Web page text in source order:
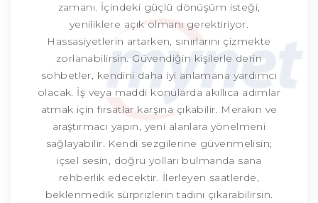
zamanı. İçindeki güçlü dönüşüm isteği,
yeniliklere açık olmanı gerektiriyor.
Hassasiyetlerin artarken, sınırlarını çizmekte
zorlanabilirsin. Güvendiğin kişilerle derin
sohbetler, kendini daha iyi anlamana yardımcı
olacak. İş veya maddi konularda akıllıca adımlar
atmak için fırsatlar karşına çıkabilir. Merakın ve
araştırmacı yapın, yeni alanlara yönelmeni
sağlayabilir. Kendi sezgilerine güvenmelisin;
içsel sesin, doğru yolları bulmanda sana
rehberlik edecektir. İlerleyen saatlerde,
beklenmedik sürprizlerin tadını çıkarabilirsin.